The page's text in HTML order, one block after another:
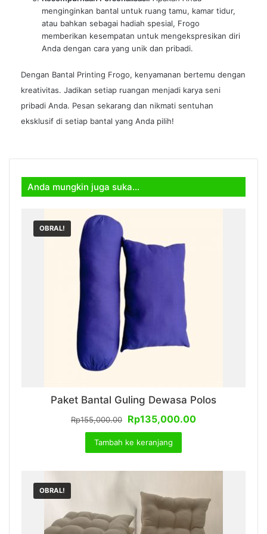
menginginkan bantal untuk ruang tamu, kamar tidur,
atau bahkan sebagai hadiah spesial, Frogo
memberikan kesempatan untuk mengekspresikan diri
Anda dengan cara yang unik dan pribadi.
Dengan Bantal Printing Frogo, kenyamanan bertemu dengan
kreativitas. Jadikan setiap ruangan menjadi karya seni
pribadi Anda. Pesan sekarang dan nikmati sentuhan
eksklusif di setiap bantal yang Anda pilih!
Anda mungkin juga suka…
OBRAL!
Paket Bantal Guling Dewasa Polos
Rp155,000.00
Harga
aslinya
adalah:
Rp155,000.00.
Rp135,000.00Harga
Rp135,000.00.
Tambah ke keranjang
OBRAL!